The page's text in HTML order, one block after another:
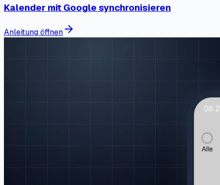
Kalender mit Google synchronisieren
Anleitung öffnen